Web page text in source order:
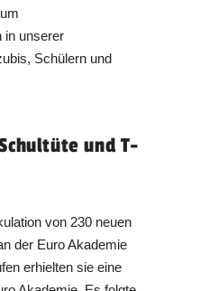
in unserer
Schülern und
und T-
von 230 neuen
der Euro Akademie
erhielten sie eine